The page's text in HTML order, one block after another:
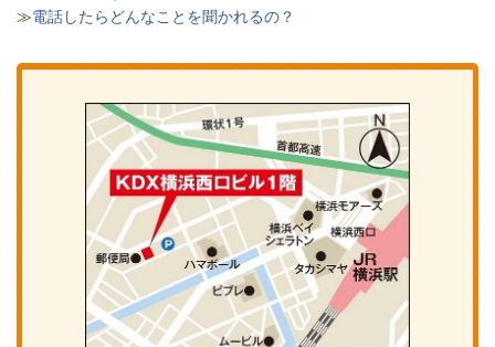
≫電話したらどんなことを聞かれるの？